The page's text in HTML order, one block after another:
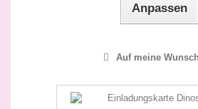
Anpassen
Auf meine